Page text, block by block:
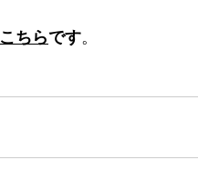
こちらです。